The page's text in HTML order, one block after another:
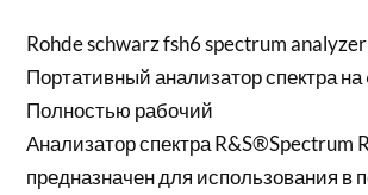
Rohde schwarz fsh6 spectrum
Портативный анализатор спектра на
Полностью рабочий
Анализатор спектра R&S®Spectrum
предназначен для использования в